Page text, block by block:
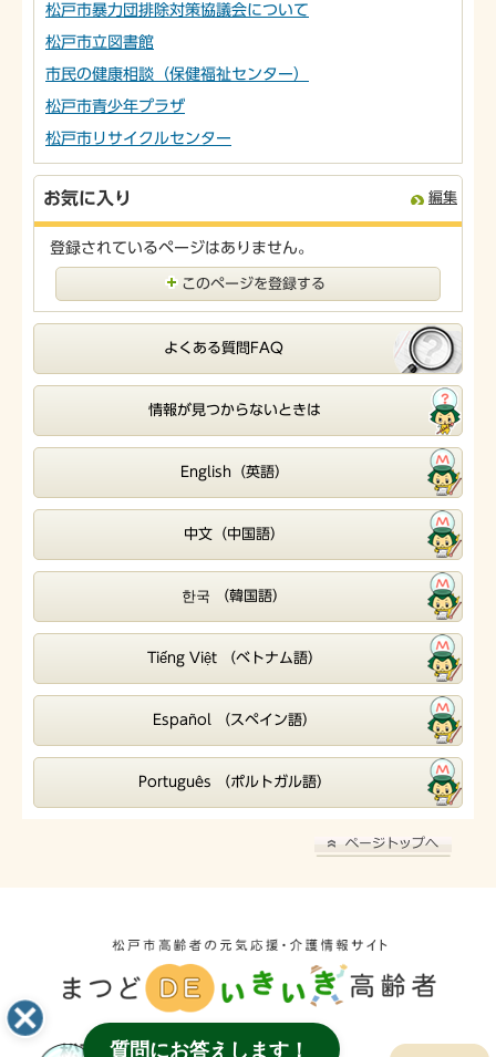
松戸市暴力団排除対策協議会について
松戸市立図書館
市民の健康相談（保健福祉センター）
松戸市青少年プラザ
松戸市リサイクルセンター
お気に入り 編集
登録されているページはありません。
このページを登録する
よくある質問FAQ
情報が見つからないときは
English（英語）
中文（中国語）
한국 （韓国語）
Tiếng Việt （ベトナム語）
Español （スペイン語）
Português （ポルトガル語）
松戸市役所質問にお答えします！